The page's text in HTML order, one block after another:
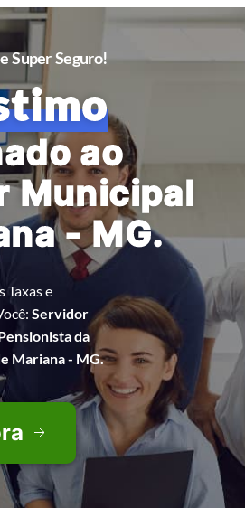
Super Seguro!
ao
Municipal
- MG.
Taxas e
Servidor
da
Mariana - MG.